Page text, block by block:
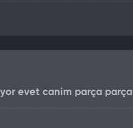
evet canim parça